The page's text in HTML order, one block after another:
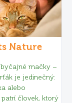
Nature
mačky –
je jedinečný:
alebo
človek, ktorý